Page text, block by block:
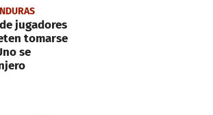
jugadores
tomarse
se